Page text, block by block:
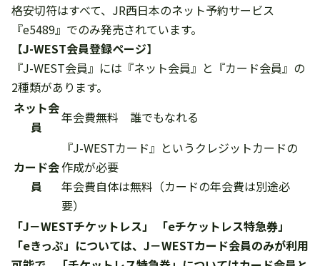
格安切符はすべて、JR西日本のネット予約サービス
『e5489』でのみ発売されています。
【J-WEST会員登録ページ】
『J-WEST会員』には『ネット会員』と『カード会員』の
2種類があります。
ネット会
員
年会費無料 誰でもなれる
カード会
員
『J-WESTカード』というクレジットカードの
作成が必要
年会費自体は無料（カードの年会費は別途必
要）
「J－WESTチケットレス」 「eチケットレス特急券」
「eきっぷ」については、J－WESTカード会員のみが利用